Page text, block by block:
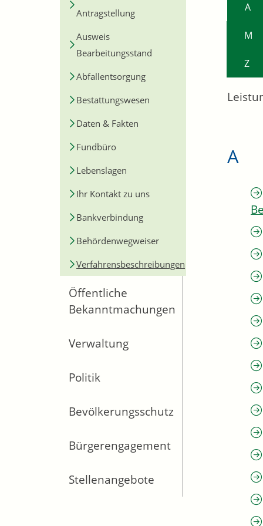
Antragstellung
Ausweis
Bearbeitungsstand
Abfallentsorgung
Bestattungswesen
Daten & Fakten
Fundbüro
Lebenslagen
Ihr Kontakt zu uns
Bankverbindung
Behördenwegweiser
Verfahrensbeschreibungen
Öffentliche
Bekanntmachungen
Verwaltung
Politik
Bevölkerungsschutz
Bürgerengagement
Stellenangebote
A
M
Z
A